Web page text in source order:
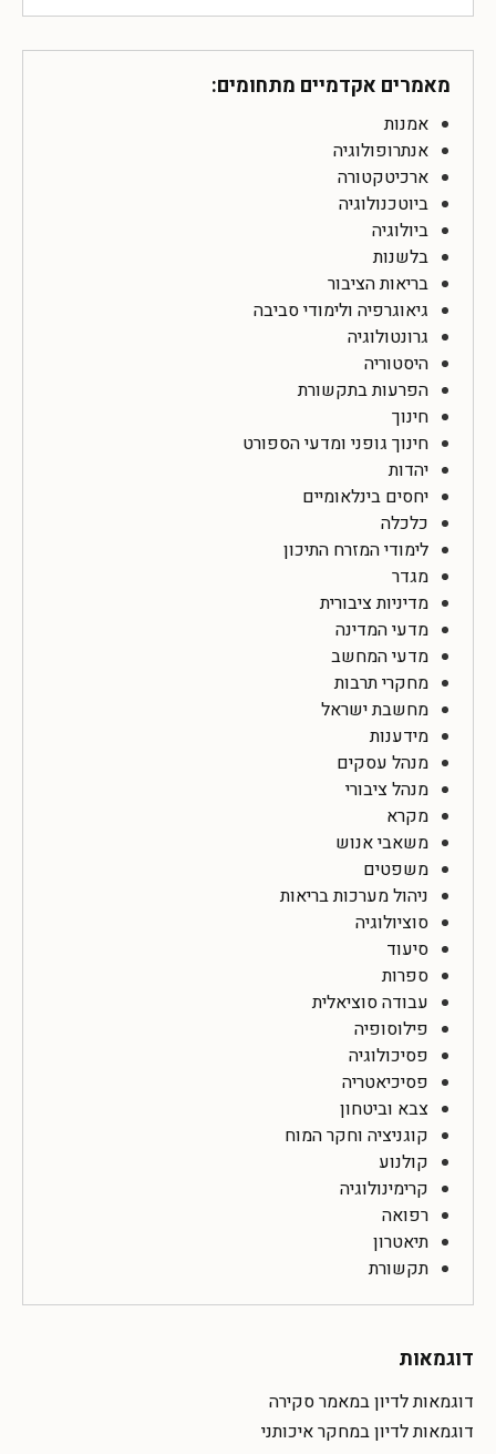
מאמרים אקדמיים מתחומים:
אמנות
אנתרופולוגיה
ארכיטקטורה
ביוטכנולוגיה
ביולוגיה
בלשנות
בריאות הציבור
גיאוגרפיה ולימודי סביבה
גרונטולוגיה
היסטוריה
הפרעות בתקשורת
חינוך
חינוך גופני ומדעי הספורט
יהדות
יחסים בינלאומיים
כלכלה
לימודי המזרח התיכון
מגדר
מדיניות ציבורית
מדעי המדינה
מדעי המחשב
מחקרי תרבות
מחשבת ישראל
מידענות
מנהל עסקים
מנהל ציבורי
מקרא
משאבי אנוש
משפטים
ניהול מערכות בריאות
סוציולוגיה
סיעוד
ספרות
עבודה סוציאלית
פילוסופיה
פסיכולוגיה
פסיכיאטריה
צבא וביטחון
קוגניציה וחקר המוח
קולנוע
קרימינולוגיה
רפואה
תיאטרון
תקשורת
דוגמאות
דוגמאות לדיון במאמר סקירה
דוגמאות לדיון במחקר איכותני